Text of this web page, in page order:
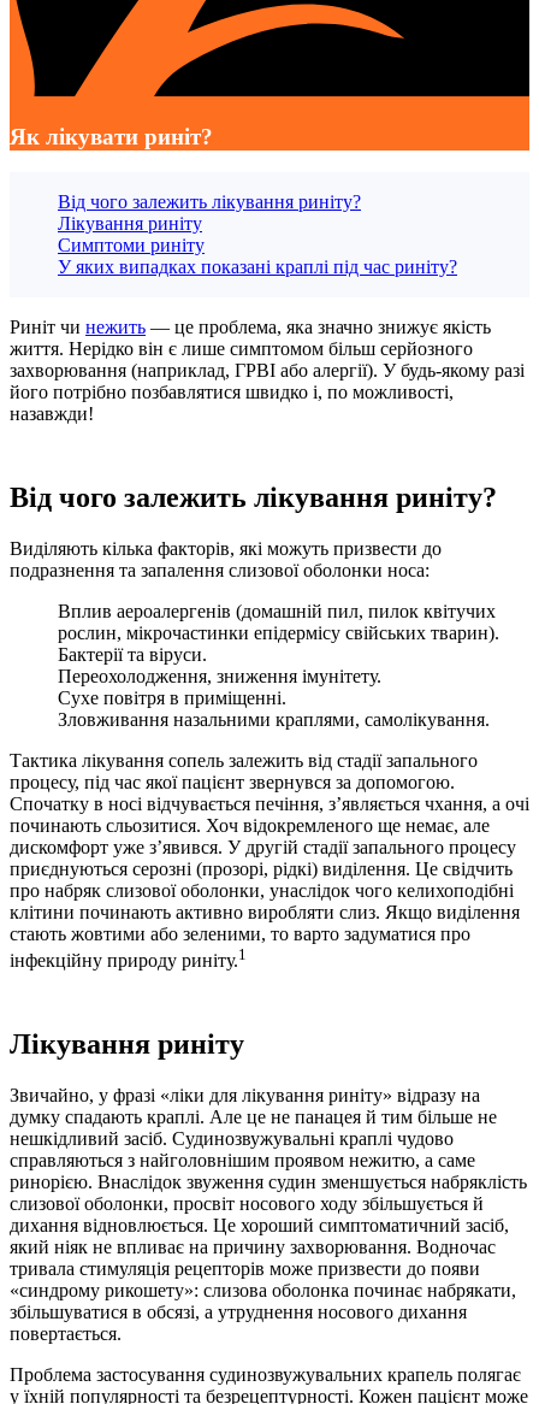
Як лікувати риніт?
Від чого залежить лікування риніту?
Лікування риніту
Симптоми риніту
У яких випадках показані краплі під час риніту?
Риніт чи нежить — це проблема, яка значно знижує якість
життя. Нерідко він є лише симптомом більш серйозного
захворювання (наприклад, ГРВІ або алергії). У будь-якому разі
його потрібно позбавлятися швидко і, по можливості,
назавжди!
Від чого залежить лікування риніту?
Виділяють кілька факторів, які можуть призвести до
подразнення та запалення слизової оболонки носа:
Вплив аероалергенів (домашній пил, пилок квітучих
рослин, мікрочастинки епідермісу свійських тварин).
Бактерії та віруси.
Переохолодження, зниження імунітету.
Сухе повітря в приміщенні.
Зловживання назальними краплями, самолікування.
Тактика лікування сопель залежить від стадії запального
процесу, під час якої пацієнт звернувся за допомогою.
Спочатку в носі відчувається печіння, з’являється чхання, а очі
починають сльозитися. Хоч відокремленого ще немає, але
дискомфорт уже з’явився. У другій стадії запального процесу
приєднуються серозні (прозорі, рідкі) виділення. Це свідчить
про набряк слизової оболонки, унаслідок чого келихоподібні
клітини починають активно виробляти слиз. Якщо виділення
стають жовтими або зеленими, то варто задуматися про
інфекційну природу риніту.1
Лікування риніту
Звичайно, у фразі «ліки для лікування риніту» відразу на
думку спадають краплі. Але це не панацея й тим більше не
нешкідливий засіб. Судинозвужувальні краплі чудово
справляються з найголовнішим проявом нежитю, а саме
ринорією. Внаслідок звуження судин зменшується набряклість
слизової оболонки, просвіт носового ходу збільшується й
дихання відновлюється. Це хороший симптоматичний засіб,
який ніяк не впливає на причину захворювання. Водночас
тривала стимуляція рецепторів може призвести до появи
«синдрому рикошету»: слизова оболонка починає набрякати,
збільшуватися в обсязі, а утруднення носового дихання
повертається.
Проблема застосування судинозвужувальних крапель полягає
у їхній популярності та безрецептурності. Кожен пацієнт може